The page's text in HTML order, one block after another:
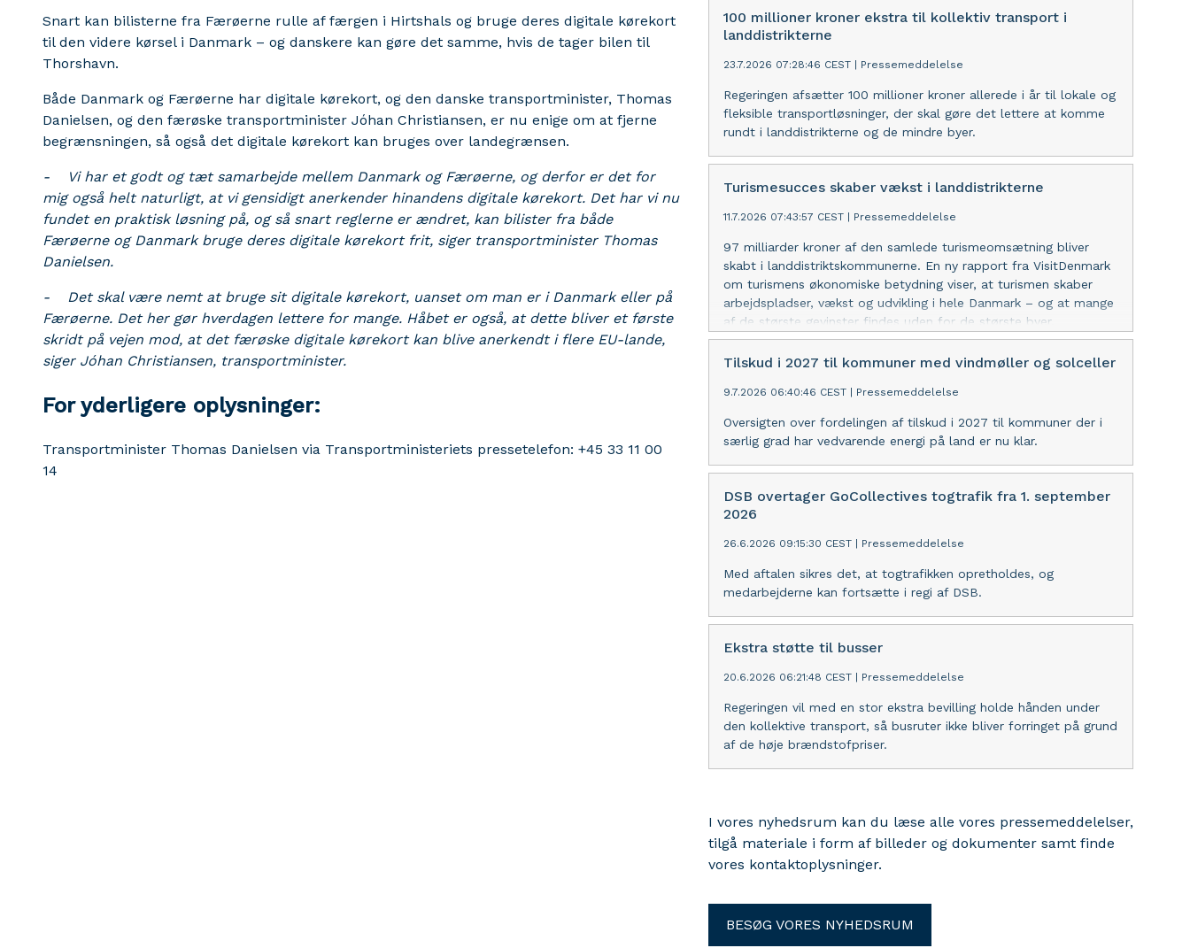
Snart kan bilisterne fra Færøerne rulle af færgen i Hirtshals og bruge deres digitale kørekort
til den videre kørsel i Danmark – og danskere kan gøre det samme, hvis de tager bilen til
Thorshavn.
Både Danmark og Færøerne har digitale kørekort, og den danske transportminister, Thomas
Danielsen, og den færøske transportminister Jóhan Christiansen, er nu enige om at fjerne
begrænsningen, så også det digitale kørekort kan bruges over landegrænsen.
- Vi har et godt og tæt samarbejde mellem Danmark og Færøerne, og derfor er det for
mig også helt naturligt, at vi gensidigt anerkender hinandens digitale kørekort. Det har vi nu
fundet en praktisk løsning på, og så snart reglerne er ændret, kan bilister fra både
Færøerne og Danmark bruge deres digitale kørekort frit, siger transportminister Thomas
Danielsen.
- Det skal være nemt at bruge sit digitale kørekort, uanset om man er i Danmark eller på
Færøerne. Det her gør hverdagen lettere for mange. Håbet er også, at dette bliver et første
skridt på vejen mod, at det færøske digitale kørekort kan blive anerkendt i flere EU-lande,
siger Jóhan Christiansen, transportminister.
For yderligere oplysninger:
Transportminister Thomas Danielsen via Transportministeriets pressetelefon: +45 33 11 00
14
100 millioner kroner ekstra til kollektiv transport i
landdistrikterne
23.7.2026 07:28:46 CEST Pressemeddelelse
Regeringen afsætter 100 millioner kroner allerede i år til lokale og
fleksible transportløsninger, der skal gøre det lettere at komme
rundt i landdistrikterne og de mindre byer.
Turismesucces skaber vækst i landdistrikterne
11.7.2026 07:43:57 CEST Pressemeddelelse
97 milliarder kroner af den samlede turismeomsætning bliver
skabt i landdistriktskommunerne. En ny rapport fra VisitDenmark
om turismens økonomiske betydning viser, at turismen skaber
arbejdspladser, vækst og udvikling i hele Danmark – og at mange
af de største gevinster findes uden for de største byer.
Tilskud i 2027 til kommuner med vindmøller og solceller
9.7.2026 06:40:46 CEST Pressemeddelelse
Oversigten over fordelingen af tilskud i 2027 til kommuner der i
særlig grad har vedvarende energi på land er nu klar.
DSB overtager GoCollectives togtrafik fra 1. september
2026
26.6.2026 09:15:30 CEST Pressemeddelelse
Med aftalen sikres det, at togtrafikken opretholdes, og
medarbejderne kan fortsætte i regi af DSB.
Ekstra støtte til busser
20.6.2026 06:21:48 CEST Pressemeddelelse
Regeringen vil med en stor ekstra bevilling holde hånden under
den kollektive transport, så busruter ikke bliver forringet på grund
af de høje brændstofpriser.
I vores nyhedsrum kan du læse alle vores pressemeddelelser,
tilgå materiale i form af billeder og dokumenter samt finde
vores kontaktoplysninger.
BESØG VORES NYHEDSRUM